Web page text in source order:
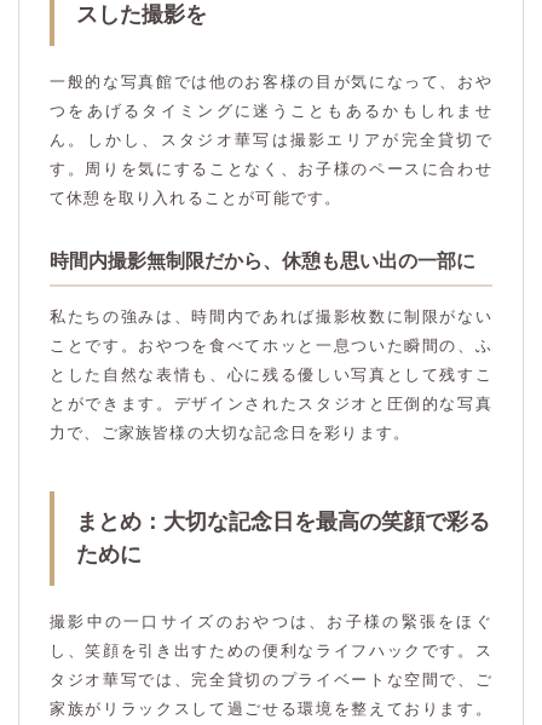
スした撮影を
一般的な写真館では他のお客様の目が気になって、おや
つをあげるタイミングに迷うこともあるかもしれませ
ん。しかし、スタジオ華写は撮影エリアが完全貸切で
す。周りを気にすることなく、お子様のペースに合わせ
て休憩を取り入れることが可能です。
時間内撮影無制限だから、休憩も思い出の一部に
私たちの強みは、時間内であれば撮影枚数に制限がない
ことです。おやつを食べてホッと一息ついた瞬間の、ふ
とした自然な表情も、心に残る優しい写真として残すこ
とができます。デザインされたスタジオと圧倒的な写真
力で、ご家族皆様の大切な記念日を彩ります。
まとめ：大切な記念日を最高の笑顔で彩る
ために
撮影中の一口サイズのおやつは、お子様の緊張をほぐ
し、笑顔を引き出すための便利なライフハックです。ス
タジオ華写では、完全貸切のプライベートな空間で、ご
家族がリラックスして過ごせる環境を整えております。